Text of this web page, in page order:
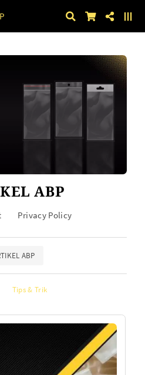
ABP
Privacy Policy
ABP
Tips & Trik